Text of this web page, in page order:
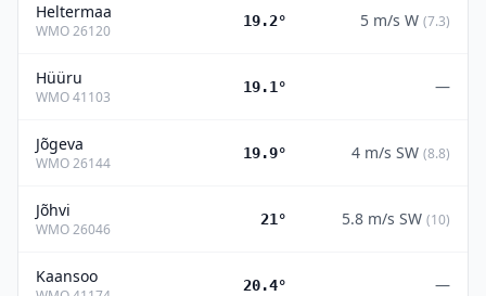
Heltermaa
WMO26120
19.2° 5 m/s W (7.3)
Hüüru
WMO41103
19.1° —
Jõgeva
WMO26144
19.9° 4 m/s SW (8.8)
Jõhvi
WMO26046
21° 5.8 m/s SW (10)
Kaansoo 20.4° —